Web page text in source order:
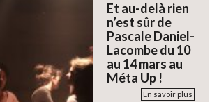
Et au-delà rien
n’est sûr de
Pascale Daniel-
Lacombe du 10
au 14 mars au
Méta Up !
En savoir plus